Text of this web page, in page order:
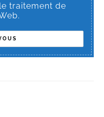
traitement de